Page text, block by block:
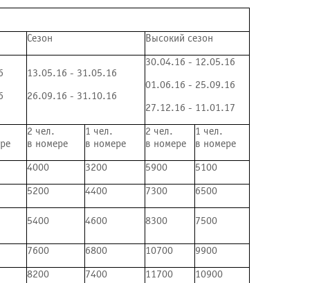
Сезон Высокий сезон
13.05.16 - 31.05.16
26.09.16 - 31.10.16
30.04.16 - 12.05.16
01.06.16 - 25.09.16
27.12.16 - 11.01.17
2 чел.
в номере
1 чел.
в номере
2 чел.
в номере
1 чел.
в номере
4000 3200 5900
5100
5200 4400 7300
6500
5400 4600 8300 7500
7600 6800 10700
9900
8200 7400 11700 10900